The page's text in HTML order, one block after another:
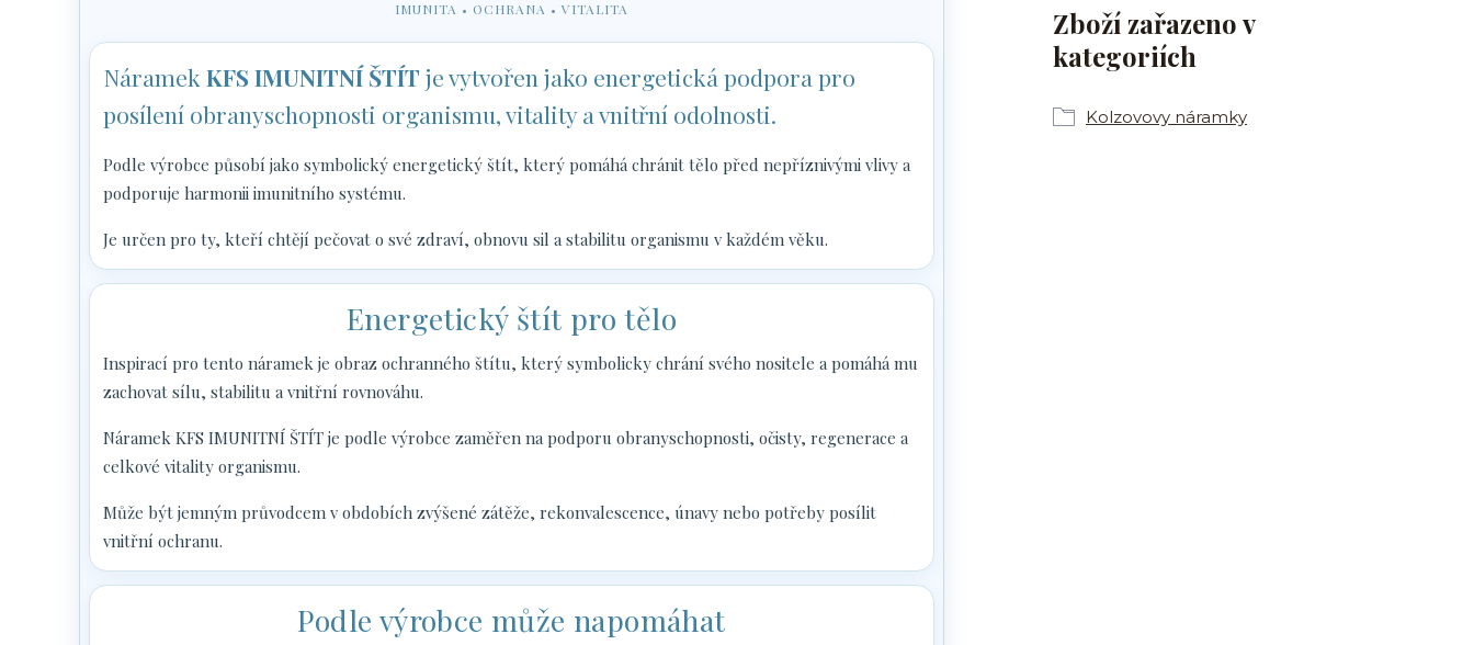
IMUNITA • OCHRANA • VITALITA
Náramek KFS IMUNITNÍ ŠTÍT je vytvořen jako energetická podpora pro
posílení obranyschopnosti organismu, vitality a vnitřní odolnosti.
Podle výrobce působí jako symbolický energetický štít, který pomáhá chránit tělo před nepříznivými vlivy a
podporuje harmonii imunitního systému.
Je určen pro ty, kteří chtějí pečovat o své zdraví, obnovu sil a stabilitu organismu v každém věku.
Energetický štít pro tělo
Inspirací pro tento náramek je obraz ochranného štítu, který symbolicky chrání svého nositele a pomáhá mu
zachovat sílu, stabilitu a vnitřní rovnováhu.
Náramek KFS IMUNITNÍ ŠTÍT je podle výrobce zaměřen na podporu obranyschopnosti, očisty, regenerace a
celkové vitality organismu.
Může být jemným průvodcem v obdobích zvýšené zátěže, rekonvalescence, únavy nebo potřeby posílit
vnitřní ochranu.
Podle výrobce může napomáhat
Zboží zařazeno v
kategoriích
Kolzovovy náramky